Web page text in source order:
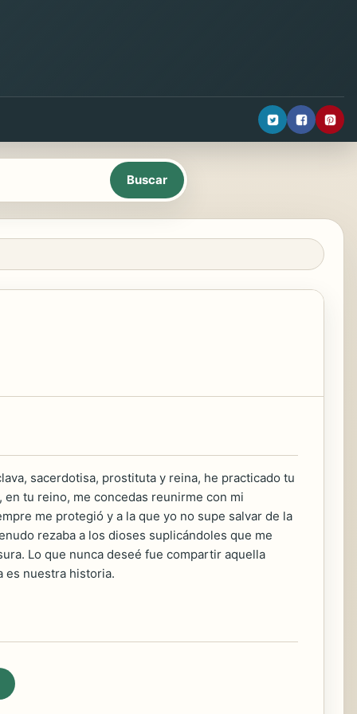
sacerdotisa, prostituta y reina, he practicado tu
tu reino, me concedas reunirme con mi
me protegió y a la que yo no supe salvar de la
rezaba a los dioses suplicándoles que me
Lo que nunca deseé fue compartir aquella
es nuestra historia.